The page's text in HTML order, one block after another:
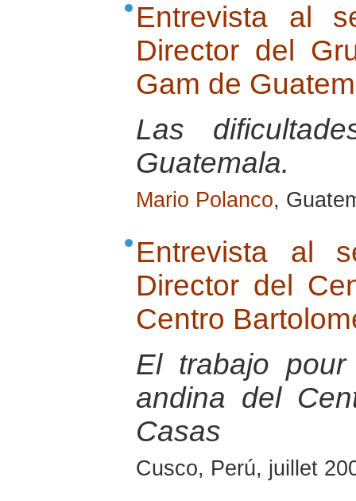
Entrevista al
Director del
Gam de
Las
Guatemala.
Mario Polanco,
Entrevista al
Director del
Centro
El trabajo
andina del
Casas
Cusco, Perú, juillet